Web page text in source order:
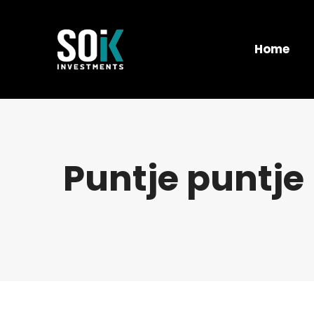
Home
Puntje